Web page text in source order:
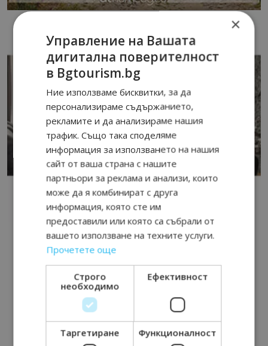
×
Управление на Вашата
дигитална поверителност
в Bgtourism.bg
Ние използваме бисквитки, за да
персонализираме съдържанието,
рекламите и да анализираме нашия
трафик. Също така споделяме
информация за използването на нашия
сайт от ваша страна с нашите
партньори за реклама и анализи, които
може да я комбинират с друга
информация, която сте им
предоставили или която са събрали от
вашето използване на техните услуги.
Прочетете още
Строго
необходимо
Ефективност
Таргетиране Функционалност